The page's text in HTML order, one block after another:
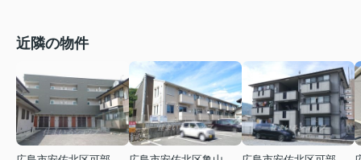
近隣の物件